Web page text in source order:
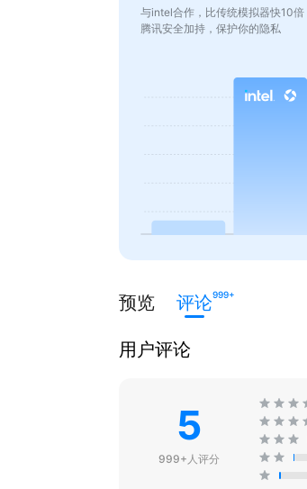
与intel合作，比传统模拟器快10倍
腾讯安全加持，保护你的隐私
预览 评论999+
用户评论
5
999+人评分